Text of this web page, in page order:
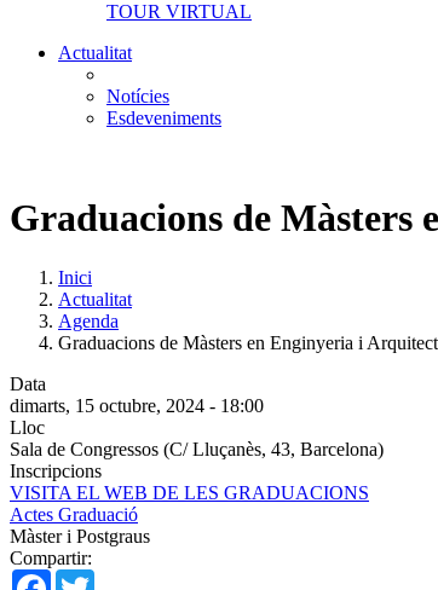
TOUR VIRTUAL
Actualitat
Notícies
Esdeveniments
Graduacions de
Inici
Actualitat
Agenda
Graduacions de Màsters en Enginyeria i
Data
dimarts, 15 octubre, 2024 - 18:00
Lloc
Sala de Congressos (C/ Lluçanès, 43, Barcelona)
Inscripcions
VISITA EL WEB DE LES GRADUACIONS
Actes Graduació
Màster i Postgraus
Compartir:
Facebook